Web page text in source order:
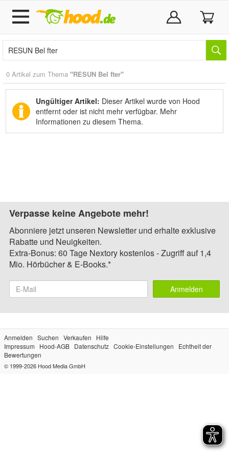
0 Artikel zum Thema "RESUN Bel fter"
Ungültiger Artikel: Dieser Artikel wurde von Hood
entfernt oder ist nicht mehr verfügbar. Mehr
Informationen zu diesem Thema.
Verpasse keine Angebote mehr!
Abonniere jetzt unseren Newsletter und erhalte exklusive
Rabatte und Neuigkeiten.
Extra-Bonus: 60 Tage Nextory kostenlos - Zugriff auf 1,4
Mio. Hörbücher & E-Books.*
Anmelden
Anmelden Suchen Verkaufen
Hilfe
Impressum
Hood-AGB Datenschutz Cookie-Einstellungen
Echtheit der
Bewertungen
© 1999-2026 Hood Media GmbH